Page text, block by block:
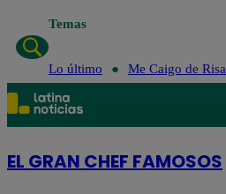
Temas
Lo último Me Caigo de Risa
EL GRAN CHEF FAMOSOS